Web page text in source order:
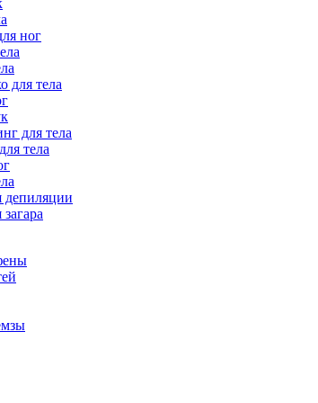
ног
для тела
для тела
тела
депиляции